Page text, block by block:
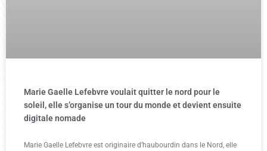
Marie Gaelle Lefebvre voulait quitter le nord pour le
soleil, elle s’organise un tour du monde et devient ensuite
digitale nomade
Marie Gaelle Lefebvre est originaire d’haubourdin dans le Nord, elle